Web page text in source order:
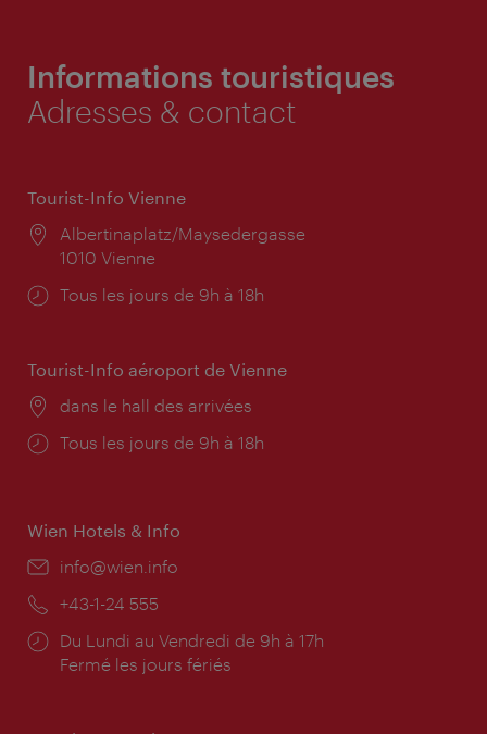
Informations touristiques
Adresses & contact
Tourist-Info Vienne
Lieu:
Albertinaplatz/Maysedergasse
1010 Vienne
Horaires
Tous les jours de 9h à 18h
Tourist-Info aéroport de Vienne
Lieu:
dans le hall des arrivées
Horaires
Tous les jours de 9h à 18h
Wien Hotels & Info
E-
info@wien.info
Téléphone:
+43-1-24 555
Horaires
d'ouverture:
Du Lundi au Vendredi de 9h à 17h
Fermé les jours fériés